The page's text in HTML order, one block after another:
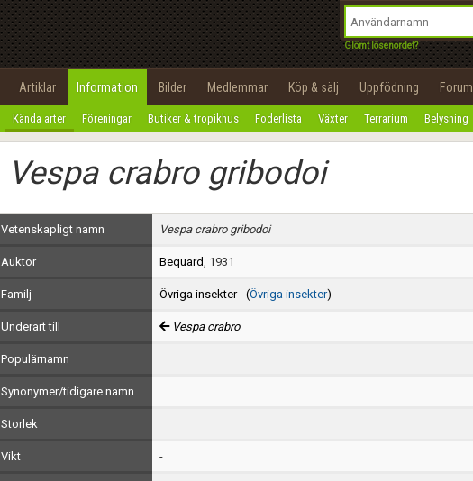
Glömt lösenordet?
Artiklar Information Bilder Medlemmar Köp & sälj Uppfödning Forum
Kända arter Föreningar Butiker & tropikhus Foderlista Växter Terrarium Belysning
Vespa crabro gribodoi
Vetenskapligt namn Vespa crabro gribodoi
Auktor Bequard, 1931
Familj Övriga insekter - (Övriga insekter)
Underart till Vespa crabro
Populärnamn
Synonymer/tidigare namn
Storlek
Vikt -
Utför
100%
OK
integritetspolicy
Namn:
Epost:
Användarnamn:
Lösenord:
Privacy Policy
Terms of Service
Begär nytt lösenord
Tillbaka till förstasidan